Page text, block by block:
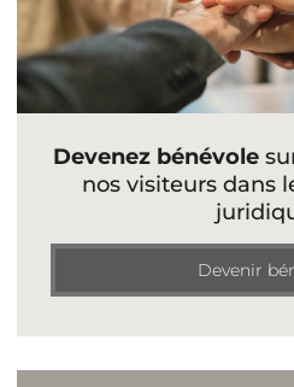
Devenez bénévole
nos visiteurs dans
Devenir